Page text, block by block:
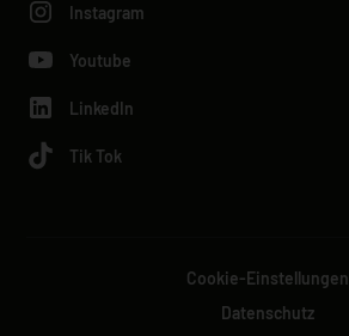
Instagram
Youtube
LinkedIn
Tik Tok
Cookie-Einstellungen
Datenschutz